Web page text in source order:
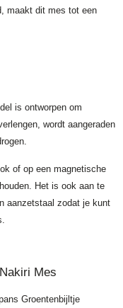
maakt dit mes tot een
is ontworpen om
wordt aangeraden
of op een magnetische
Het is ook aan te
aanzetstaal zodat je kunt
Mes
Groentenbijltje